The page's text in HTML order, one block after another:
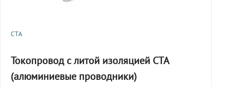
СТА
Токопровод с литой изоляцией СТА
(алюминиевые проводники)